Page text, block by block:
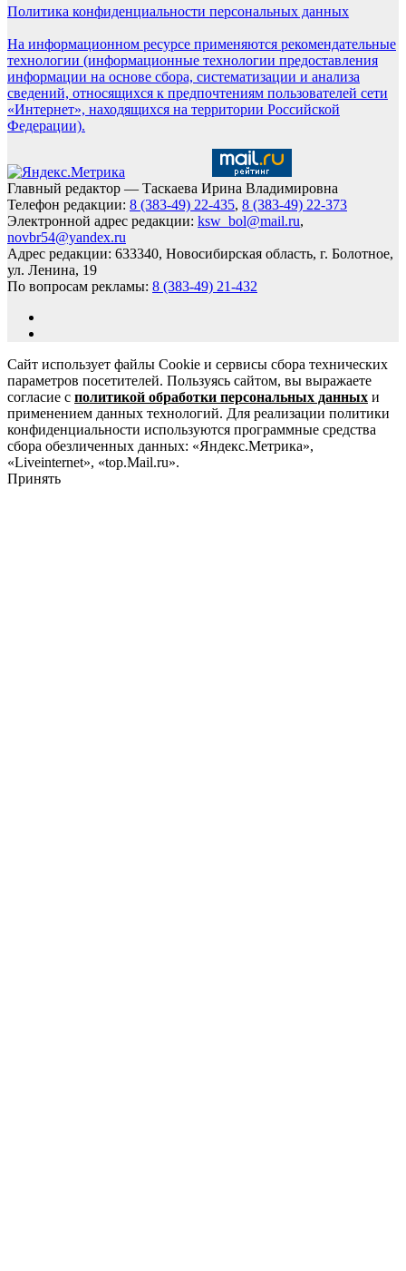
Политика конфиденциальности персональных данных
На информационном ресурсе применяются рекомендательные
технологии (информационные технологии предоставления
информации на основе сбора, систематизации и анализа
сведений, относящихся к предпочтениям пользователей сети
«Интернет», находящихся на территории Российской
Федерации).
Главный редактор — Таскаева Ирина Владимировна
Телефон редакции: 8 (383-49) 22-435, 8 (383-49) 22-373
Электронной адрес редакции: ksw_bol@mail.ru,
novbr54@yandex.ru
Адрес редакции: 633340, Новосибирская область, г. Болотное,
ул. Ленина, 19
По вопросам рекламы: 8 (383-49) 21-432
Сайт использует файлы Cookie и сервисы сбора технических
параметров посетителей. Пользуясь сайтом, вы выражаете
согласие с политикой обработки персональных данных и
применением данных технологий. Для реализации политики
конфиденциальности используются программные средства
сбора обезличенных данных: «Яндекс.Метрика»,
«Liveinternet», «top.Mail.ru».
Принять